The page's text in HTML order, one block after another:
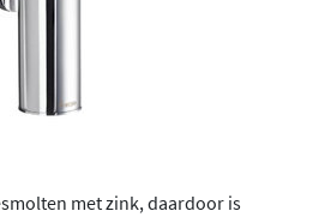
met zink, daardoor is